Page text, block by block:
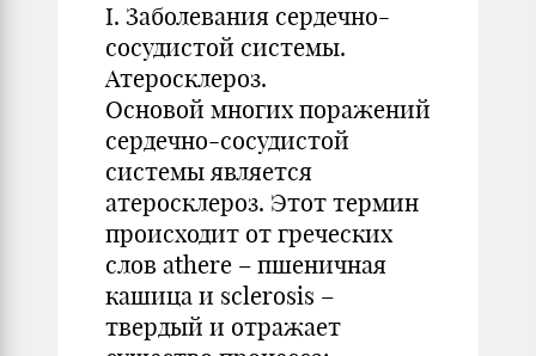
I. Заболевания сердечно-
сосудистой системы.
Атеросклероз.
Основой многих поражений
сердечно-сосудистой
системы является
атеросклероз. Этот термин
происходит от греческих
слов athere – пшеничная
кашица и sclerosis –
твердый и отражает